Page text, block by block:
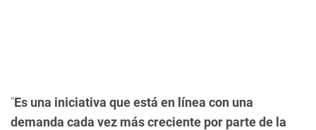
"Es una iniciativa que está en línea con una
demanda cada vez más creciente por parte de la